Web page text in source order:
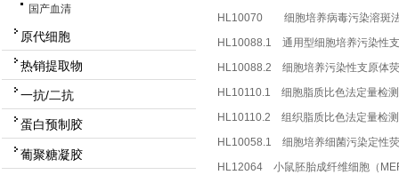
国产血清
原代细胞
热销提取物
一抗/二抗
蛋白预制胶
葡聚糖凝胶
HL10070 细胞培养病毒污染溶斑
HL10088.1 通用型细胞培养污染性
HL10088.2 细胞培养污染性支原体
HL10110.1 细胞脂质比色法定量检
HL10110.2 组织脂质比色法定量检
HL10058.1 细胞培养细菌污染定性
HL12064 小鼠胚胎成纤维细胞（